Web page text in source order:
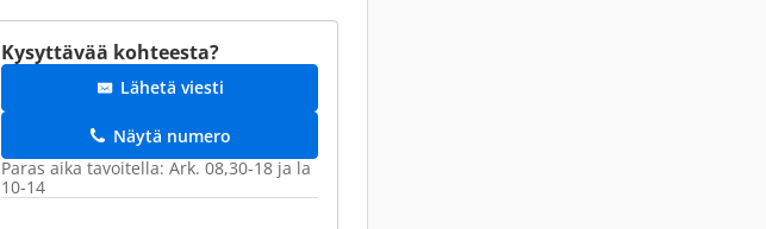
Kysyttävää kohteesta?
Lähetä viesti
Näytä numero
Paras aika tavoitella: Ark. 08,30-18 ja la
10-14